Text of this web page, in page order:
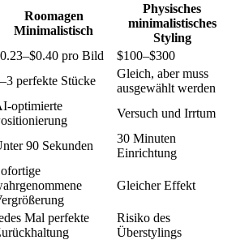
Roomagen
Minimalistisch
Physisches
minimalistisches
Styling
pro Bild
$100–$300
perfekte Stücke
Gleich, aber muss
ausgewählt werden
optimierte
Versuch und Irrtum
90 Sekunden
30 Minuten
Einrichtung
Gleicher Effekt
Mal perfekte
Risiko des
Überstylings